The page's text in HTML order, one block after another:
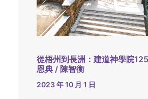
從梧州到長洲：建道神學院
恩典 / 陳智衡
2023 年 10 月 1 日